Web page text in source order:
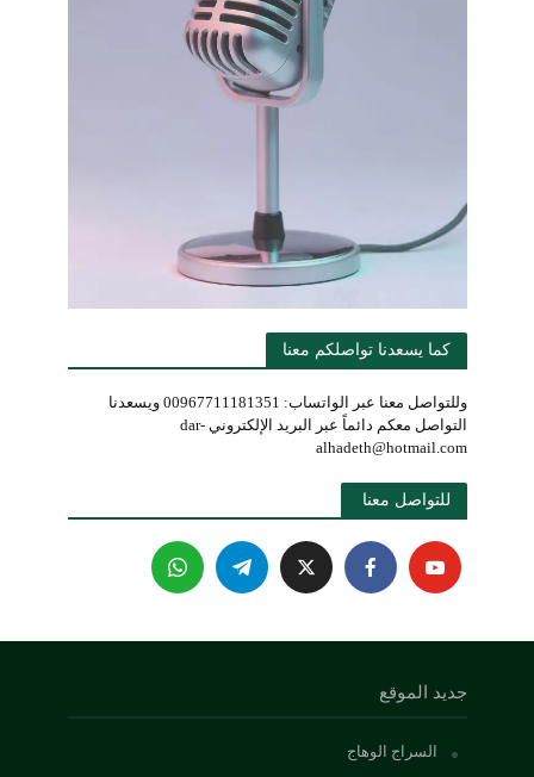
كما يسعدنا تواصلكم معنا
وللتواصل معنا عبر الواتساب: 00967711181351 ويسعدنا
التواصل معكم دائماً عبر البريد الإلكتروني dar-
alhadeth@hotmail.com
للتواصل معنا
جديد الموقع
السراج الوهاج